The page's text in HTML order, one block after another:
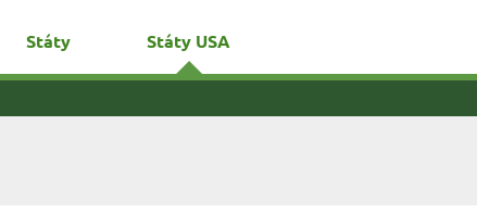
Státy Státy USA